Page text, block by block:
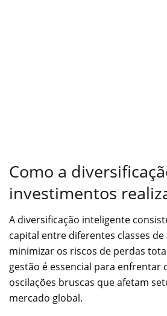
Como a
investimentos
A diversificação inteligente
capital entre diferentes classes
minimizar os riscos de perdas
gestão é essencial para enfrentar
oscilações bruscas que afetam
mercado global.